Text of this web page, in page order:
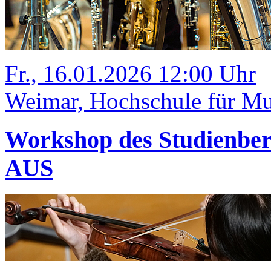
Fr., 16.01.2026 12:00 Uhr
Weimar, Hochschule für
Workshop des
AUS